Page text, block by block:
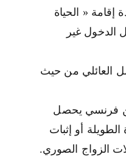
إقامة « الحياة
الدخول غير
العائلي من حيث
فرنسي يحصل
أو إثبات
الزواج الصوري.